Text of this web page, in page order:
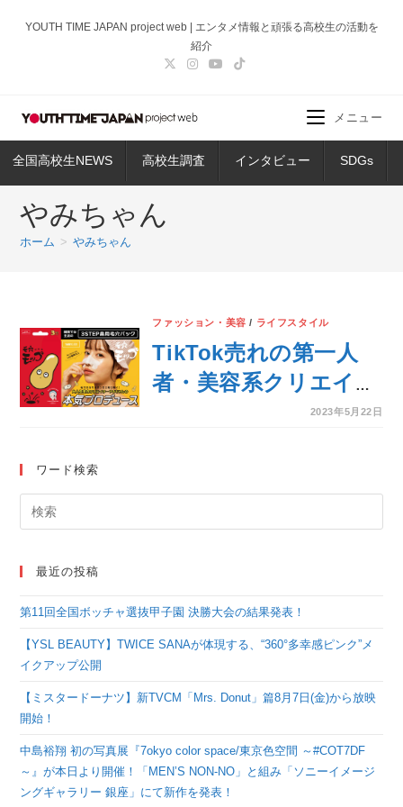
ス
ッ
YOUTH TIME JAPAN project web | エンタメ情報と頑張る高校生の活動を
紹介
全国高校生NEWS 高校生調査 インタビュー SDGs
メニュー
やみちゃん
ホーム > やみちゃん
ファッション・美容 / ライフスタイル
TikTok売れの第一人
者・美容系クリエイタ
ー“やみちゃん”が本気
モップ』 想像をはる
かに超え“爆売れ中”！
連発
2023年5月22日
ワード検索
最近の投稿
第11回全国ボッチャ選抜甲子園 決勝大会の結果発表！
【YSL BEAUTY】TWICE SANAが体現する、“360°多幸感ピンク”メ
イクアップ公開
【ミスタードーナツ】新TVCM「Mrs. Donut」篇8月7日(金)から放映
開始！
中島裕翔 初の写真展『7okyo color space/東京色空間 ～#COT7DF
～』が本日より開催！「MEN’S NON-NO」と組み「ソニーイメージ
ングギャラリー 銀座」にて新作を発表！